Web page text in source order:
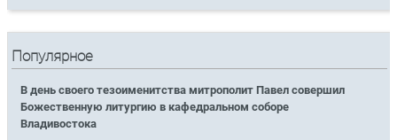
Популярное
В день своего тезоименитства митрополит Павел совершил
Божественную литургию в кафедральном соборе
Владивостока